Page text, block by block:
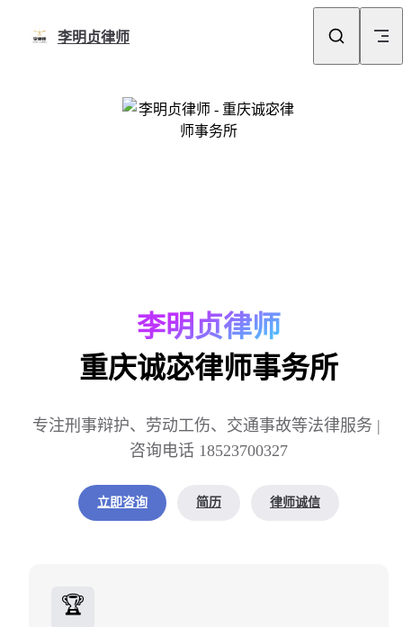
李明贞律师
李明贞律师
重庆诚宓律师事务所
专注刑事辩护、劳动工伤、交通事故等法律服务 |
咨询电话 18523700327
立即咨询 简历 律师诚信
🏆